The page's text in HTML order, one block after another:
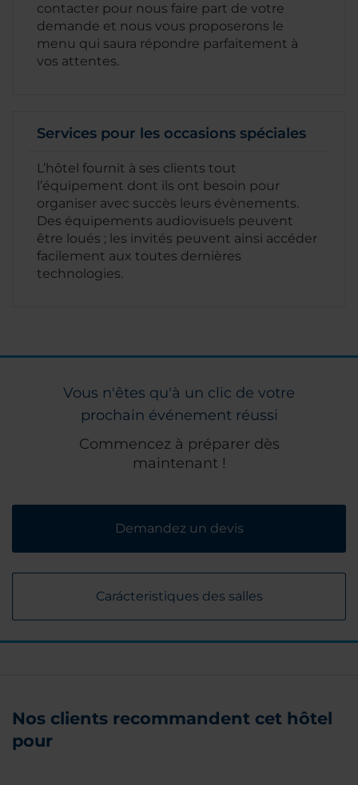
contacter pour nous faire part de votre
demande et nous vous proposerons le
menu qui saura répondre parfaitement à
vos attentes.
Services pour les occasions spéciales
L’hôtel fournit à ses clients tout
l’équipement dont ils ont besoin pour
organiser avec succès leurs évènements.
Des équipements audiovisuels peuvent
être loués ; les invités peuvent ainsi accéder
facilement aux toutes dernières
technologies.
Vous n'êtes qu'à un clic de votre
prochain événement réussi
Commencez à préparer dès
maintenant !
Demandez un devis
Carácteristiques des salles
Nos clients recommandent cet hôtel
pour